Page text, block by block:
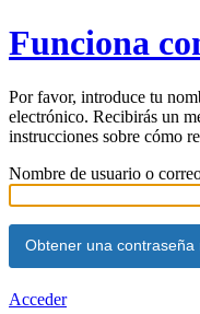
Funciona
Por favor, introduce tu
electrónico. Recibirás un
instrucciones sobre cómo
Nombre de usuario o
Acceder